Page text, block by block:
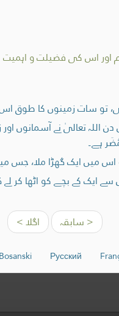
اور اس کی فضیلت و اہمیت
سات زمینوں کا طوق اس
تعالیٰ نے آسمانوں اور
ہے۔
میں ایک گھڑا ملا، جس
ایک کے بچے کو اٹھا کر لے
< سابقہ اگلا >
Русский
Bosanski